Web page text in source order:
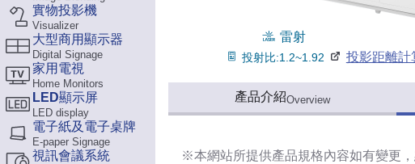
實物投影機
Visualizer
大型商用顯示器
Digital Signage
家用電視
Home Monitors
LED顯示屏
LED display
電子紙及電子桌牌
E-paper Signage
視訊會議系統
雷射
投射比:1.2~1.92 投影距離計
產品介紹Overview
※本網站所提供產品規格內容如有變更